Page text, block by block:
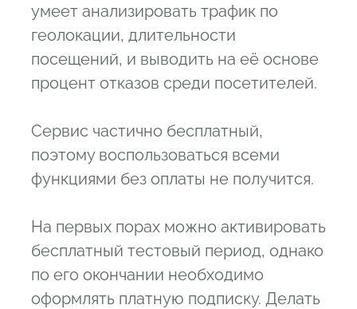
умеет анализировать трафик по
геолокации, длительности
посещений, и выводить на её основе
процент отказов среди посетителей.
Сервис частично бесплатный,
поэтому воспользоваться всеми
функциями без оплаты не получится.
На первых порах можно активировать
бесплатный тестовый период, однако
по его окончании необходимо
оформлять платную подписку. Делать